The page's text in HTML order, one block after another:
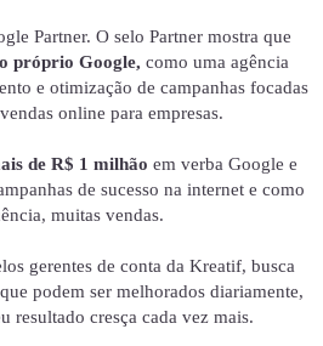
Partner. O selo Partner mostra que
próprio Google, como uma agência
e otimização de campanhas focadas
online para empresas.
de R$ 1 milhão em verba Google e
de sucesso na internet e como
muitas vendas.
gerentes de conta da Kreatif, busca
podem ser melhorados diariamente,
resultado cresça cada vez mais.